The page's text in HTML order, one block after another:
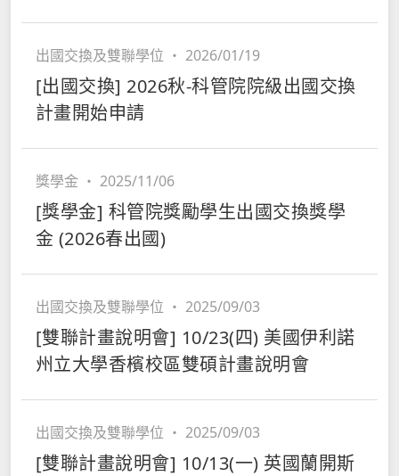
出國交換及雙聯學位 ・ 2026/01/19
[出國交換] 2026秋-科管院院級出國交換
計畫開始申請
獎學金 ・ 2025/11/06
[獎學金] 科管院獎勵學生出國交換獎學
金 (2026春出國)
出國交換及雙聯學位 ・ 2025/09/03
[雙聯計畫說明會] 10/23(四) 美國伊利諾
州立大學香檳校區雙碩計畫說明會
出國交換及雙聯學位 ・ 2025/09/03
[雙聯計畫說明會] 10/13(一) 英國蘭開斯